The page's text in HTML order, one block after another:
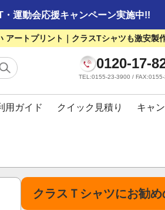
運動会応援キャンペーン実施中!!
アートプリント｜クラスTシャツも激安製
0120-17-
TEL:0155-23-3900 /
用ガイド クイック見積り キャ
クラスＴシャツにお勧